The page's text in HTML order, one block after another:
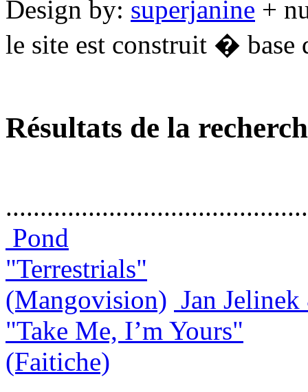
Design by: superjanine +
le site est construit � base
Résultats de la
Pond
"Terrestrials"
(Mangovision) Jan
"Take Me, I’m Yours"
(Faitiche)